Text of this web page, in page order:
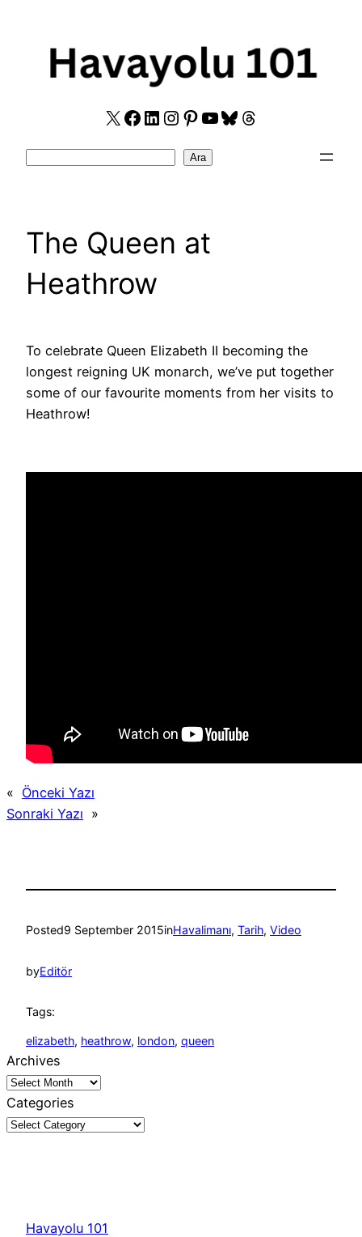
X Facebook
LinkedIn
Instagram
Pinterest
YouTube
Bluesky
Threads
Ara
The Queen at
Heathrow
To celebrate Queen Elizabeth II becoming the
longest reigning UK monarch, we’ve put together
some of our favourite moments from her visits to
Heathrow!
« Önceki Yazı
Sonraki Yazı »
Posted9 September 2015inHavalimanı, Tarih, Video
byEditör
Tags:
elizabeth, heathrow, london, queen
Archives
Categories
Havayolu 101